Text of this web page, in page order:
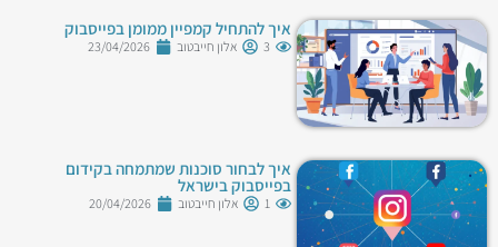
איך להתחיל קמפיין ממומן בפייסבוק
3 אלון חייבטוב 23/04/2026
איך לבחור סוכנות שמתמחה בקידום
בפייסבוק בישראל
1 אלון חייבטוב 20/04/2026